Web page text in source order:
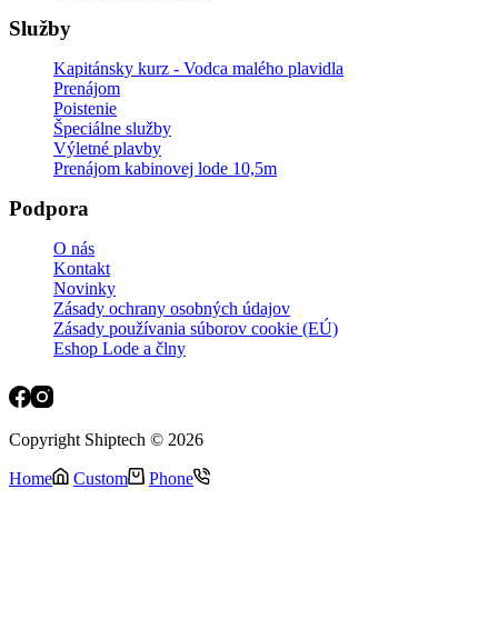
Služby
Kapitánsky kurz - Vodca malého plavidla
Prenájom
Poistenie
Špeciálne služby
Výletné plavby
Prenájom kabinovej lode 10,5m
Podpora
O nás
Kontakt
Novinky
Zásady ochrany osobných údajov
Zásady používania súborov cookie (EÚ)
Eshop Lode a člny
Copyright Shiptech © 2026
Home Custom Phone